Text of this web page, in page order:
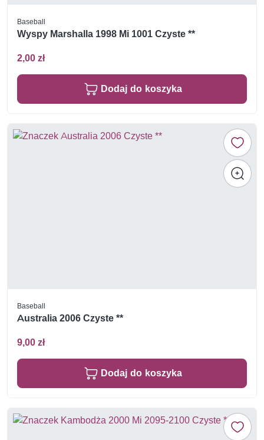
Baseball
Wyspy Marshalla 1998 Mi 1001 Czyste **
2,00 zł
Dodaj do koszyka
Baseball
Australia 2006 Czyste **
9,00 zł
Dodaj do koszyka